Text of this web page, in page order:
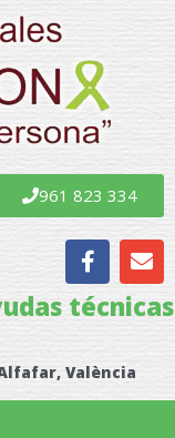
961 823 334
F
a
c
e
o
o
k
E
n
v
e
e
técnicas
València